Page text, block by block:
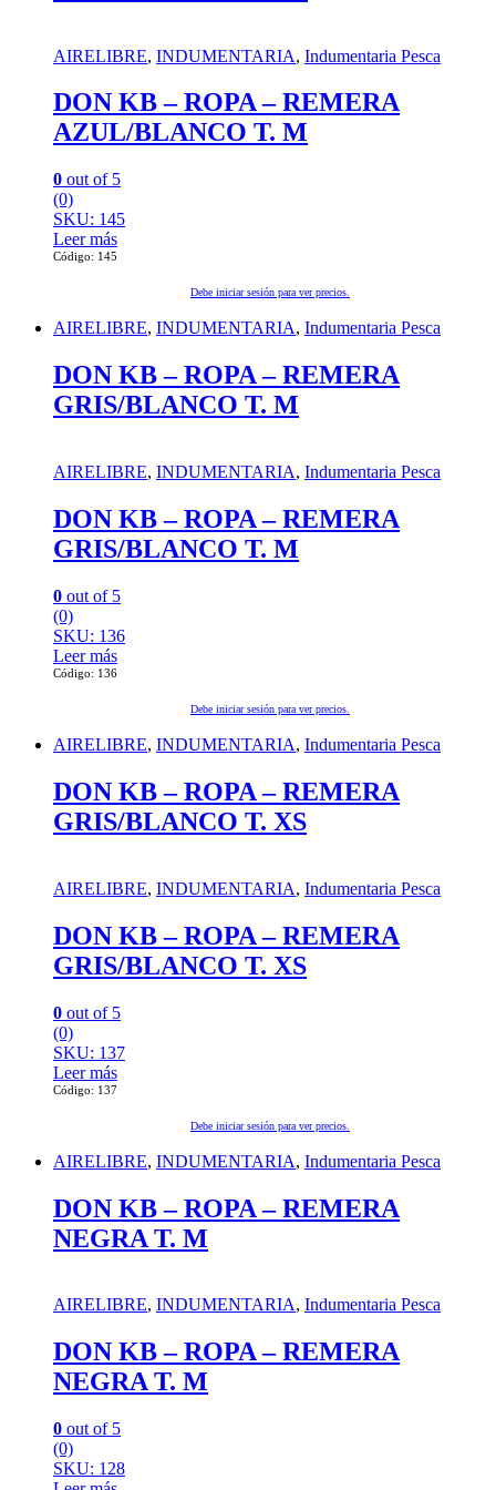
AIRELIBRE, INDUMENTARIA, Indumentaria Pesca
DON KB – ROPA – REMERA
AZUL/BLANCO T. M
0 out of 5
(0)
SKU: 145
Leer más
Código: 145
Debe iniciar sesión para ver precios.
AIRELIBRE, INDUMENTARIA, Indumentaria Pesca
DON KB – ROPA – REMERA
GRIS/BLANCO T. M
AIRELIBRE, INDUMENTARIA, Indumentaria Pesca
DON KB – ROPA – REMERA
GRIS/BLANCO T. M
0 out of 5
(0)
SKU: 136
Leer más
Código: 136
Debe iniciar sesión para ver precios.
AIRELIBRE, INDUMENTARIA, Indumentaria Pesca
DON KB – ROPA – REMERA
GRIS/BLANCO T. XS
AIRELIBRE, INDUMENTARIA, Indumentaria Pesca
DON KB – ROPA – REMERA
GRIS/BLANCO T. XS
0 out of 5
(0)
SKU: 137
Leer más
Código: 137
Debe iniciar sesión para ver precios.
AIRELIBRE, INDUMENTARIA, Indumentaria Pesca
DON KB – ROPA – REMERA
NEGRA T. M
AIRELIBRE, INDUMENTARIA, Indumentaria Pesca
DON KB – ROPA – REMERA
NEGRA T. M
0 out of 5
(0)
SKU: 128